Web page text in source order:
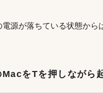
電源が落ちている状態から
をTを押しながら